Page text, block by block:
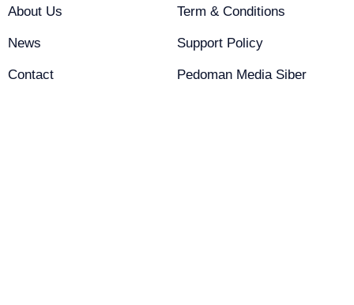
About Us
News
Contact
Term & Conditions
Support Policy
Pedoman Media Siber